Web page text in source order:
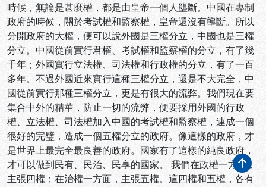
時候，無論是甚麼權，都是由皇帝一個人壟斷。中國在專制
政府的時候，關於考試權和監察權，皇帝還沒有壟斷。所以
分開政府的大權，便可以說外國是三權分立，中國也是三權
分立。中國從前實行君權、考試權和監察權的分立，有了幾
千年；外國實行立法權、司法權和行政權的分立，有了一百
多年。不過外國近來實行這種三權分立，還是不大完全，中
國從前實行那種三權分立，更是有很大的流弊。我們現在要
集合中外的精華，防止一切的流弊，便要採用外國的行政
權、立法權、司法權加入中國的考試權和監察權，連成一個
很好的完璧，造成一個五權分立的政府。像這樣的政府，才
是世界上最完全最良善的政府。國家有了這樣的純良政府，
才可以做到民有、民治、民享的國家。 我們在政權一方面，
主張四權；在治權一方面，主張五權。這四權和五權，各有